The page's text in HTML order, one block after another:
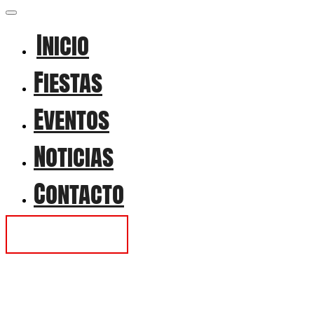
Inicio
Fiestas
Eventos
Noticias
Contacto